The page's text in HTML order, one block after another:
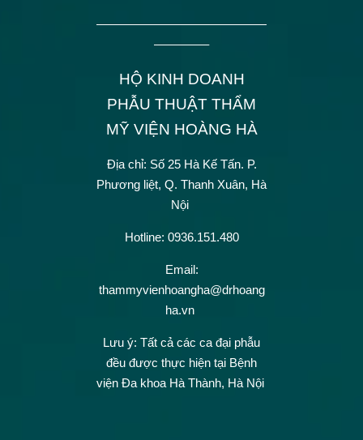
——————————————
————–
HỘ KINH DOANH
PHẪU THUẬT THẨM
MỸ VIỆN HOÀNG HÀ
Địa chỉ: Số 25 Hà Kế Tấn. P.
Phương liệt, Q. Thanh Xuân, Hà
Nội
Hotline: 0936.151.480
Email:
thammyvienhoangha@drhoang
ha.vn
Lưu ý: Tất cả các ca đại phẫu
đều được thực hiện tại Bệnh
viện Đa khoa Hà Thành, Hà Nội